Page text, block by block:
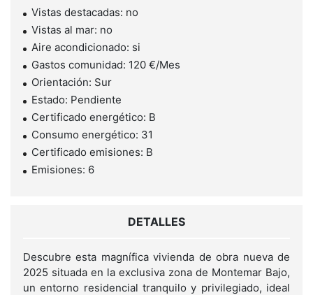
Vistas destacadas: no
Vistas al mar: no
Aire acondicionado: si
Gastos comunidad: 120 €/Mes
Orientación: Sur
Estado: Pendiente
Certificado energético: B
Consumo energético: 31
Certificado emisiones: B
Emisiones: 6
DETALLES
Descubre esta magnífica vivienda de obra nueva de
2025 situada en la exclusiva zona de Montemar Bajo,
un entorno residencial tranquilo y privilegiado, ideal